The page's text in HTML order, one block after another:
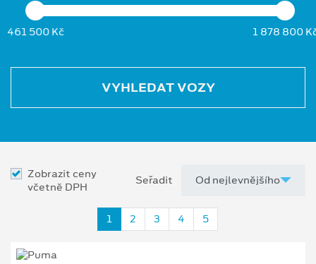
461 500 Kč 1 878 800
VYHLEDAT VOZY
Zobrazit ceny
včetně DPH
Seřadit
1 2 3 4 5